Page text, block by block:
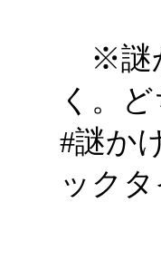
※謎
く。
#謎か
ック